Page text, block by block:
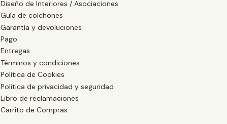
Diseño de Interiores / Asociaciones
Guía de colchones
Garantía y devoluciones
Pago
Entregas
Términos y condiciones
Política de Cookies
Política de privacidad y seguridad
Libro de reclamaciones
Carrito de Compras